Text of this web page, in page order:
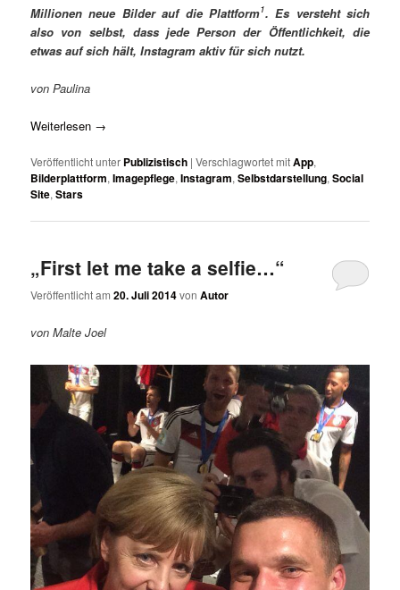
Millionen neue Bilder auf die Plattform1. Es versteht sich
also von selbst, dass jede Person der Öffentlichkeit, die
etwas auf sich hält, Instagram aktiv für sich nutzt.
von Paulina
Weiterlesen →
Veröffentlicht unter Publizistisch |Verschlagwortet mitApp,
Bilderplattform,Imagepflege,Instagram,Selbstdarstellung,Social
Site,Stars
„First let me take a selfie…“
Veröffentlicht am20. Juli 2014vonAutor
von Malte Joel